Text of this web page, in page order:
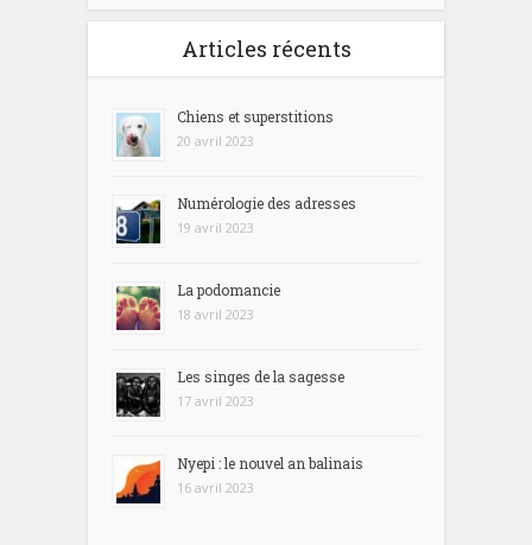
Articles récents
Chiens et superstitions
20 avril 2023
Numérologie des adresses
19 avril 2023
La podomancie
18 avril 2023
Les singes de la sagesse
17 avril 2023
Nyepi : le nouvel an balinais
16 avril 2023